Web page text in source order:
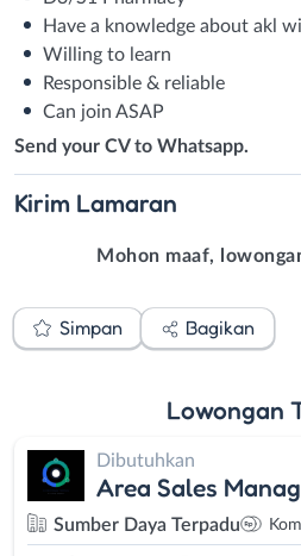
Have a knowledge about akl
Willing to learn
Responsible & reliable
Can join ASAP
Send your CV to Whatsapp.
Kirim Lamaran
Mohon maaf,
Simpan Bagikan
Lowongan
Dibutuhkan
Area Sales
Sumber Daya Terpadu